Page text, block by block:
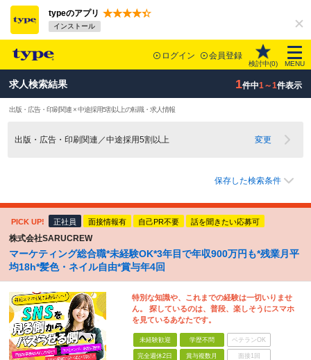
typeのアプリ
インストール
ログイン 会員登録
検討中(0) MENU
求人検索結果 1件中1～1件表示
出版・広告・印刷関連 × 中途採用5割以上の転職・求人情報
出版・広告・印刷関連／中途採用5割以上 変更
保存した検索条件
PICK UP! 正社員 面接情報有 自己PR不要 話を聞きたい応募可
株式会社SARUCREW
マーケティング総合職*未経験OK*3年目で年収900万円も*残業月平
均18h*髪色・ネイル自由*賞与年4回
特別な知識や、これまでの経験は一切いりませ
ん。 探しているのは、普段、楽しそうにスマホ
を見ているあなたです。
未経験歓迎 学歴不問 ベテランOK
完全週休2日 賞与複数月 面接1回